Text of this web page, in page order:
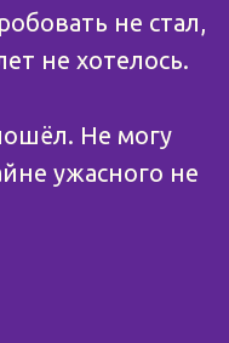
не стал,
не хотелось.
Не могу
ужасного не